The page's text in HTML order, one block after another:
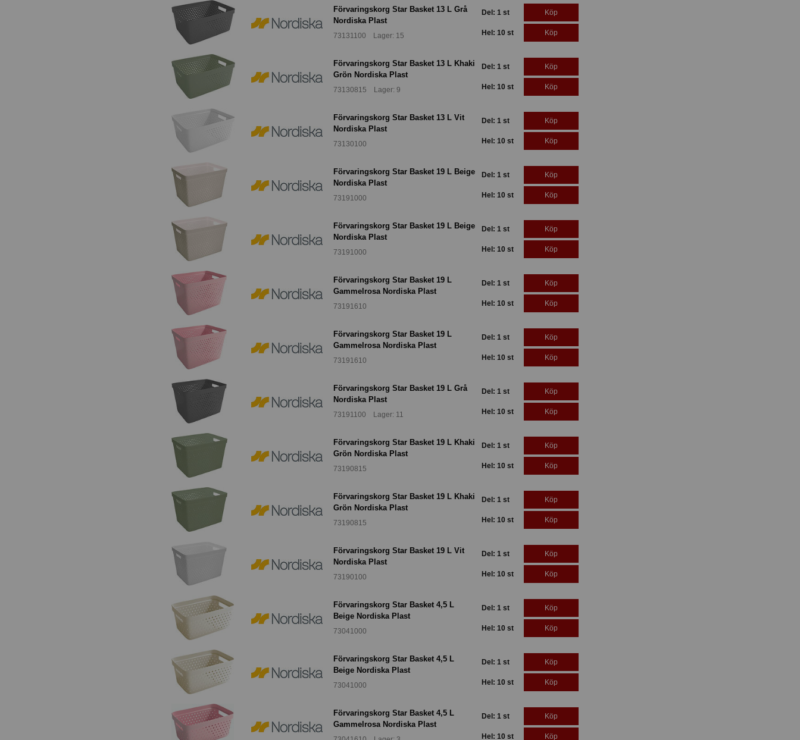
Förvaringskorg Star Basket 13 L Grå
Nordiska Plast
73131100 Lager: 15
Del: 1 st Köp
Hel: 10 st Köp
Förvaringskorg Star Basket 13 L Khaki
Grön Nordiska Plast
73130815 Lager: 9
Del: 1 st Köp
Hel: 10 st Köp
Förvaringskorg Star Basket 13 L Vit
Nordiska Plast
73130100
Del: 1 st Köp
Hel: 10 st Köp
Förvaringskorg Star Basket 19 L Beige
Nordiska Plast
73191000
Del: 1 st Köp
Hel: 10 st Köp
Förvaringskorg Star Basket 19 L Beige
Nordiska Plast
73191000
Del: 1 st Köp
Hel: 10 st Köp
Förvaringskorg Star Basket 19 L
Gammelrosa Nordiska Plast
73191610
Del: 1 st Köp
Hel: 10 st Köp
Förvaringskorg Star Basket 19 L
Gammelrosa Nordiska Plast
73191610
Del: 1 st Köp
Hel: 10 st Köp
Förvaringskorg Star Basket 19 L Grå
Nordiska Plast
73191100 Lager: 11
Del: 1 st Köp
Hel: 10 st Köp
Förvaringskorg Star Basket 19 L Khaki
Grön Nordiska Plast
73190815
Del: 1 st Köp
Hel: 10 st Köp
Förvaringskorg Star Basket 19 L Khaki
Grön Nordiska Plast
73190815
Del: 1 st Köp
Hel: 10 st Köp
Förvaringskorg Star Basket 19 L Vit
Nordiska Plast
73190100
Del: 1 st Köp
Hel: 10 st Köp
Förvaringskorg Star Basket 4,5 L
Beige Nordiska Plast
73041000
Del: 1 st Köp
Hel: 10 st Köp
Förvaringskorg Star Basket 4,5 L
Beige Nordiska Plast
73041000
Del: 1 st Köp
Hel: 10 st Köp
Förvaringskorg Star Basket 4,5 L
Gammelrosa Nordiska Plast
Del: 1 st Köp
Hel: 10 st Köp